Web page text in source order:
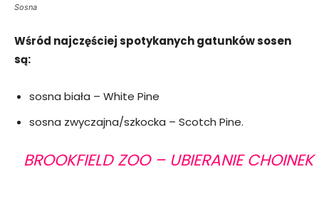
Sosna
Wśród najczęściej spotykanych gatunków sosen
są:
sosna biała – White Pine
sosna zwyczajna/szkocka – Scotch Pine.
BROOKFIELD ZOO – UBIERANIE CHOINEK